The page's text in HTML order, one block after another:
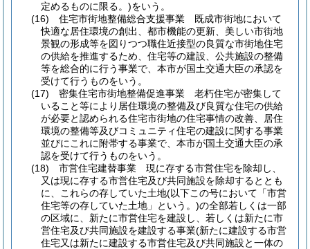
定めるものに限る。)をいう。
(16)
住宅市街地整備総合支援事業 既成市街地において
快適な居住環境の創出、都市機能の更新、美しい市街地
景観の形成等を図りつつ職住近接型の良質な市街地住宅
の供給を推進するため、住宅等の建設、公共施設の整備
等を総合的に行う事業で、本市が国土交通大臣の承認を
受けて行うものをいう。
(17)
密集住宅市街地整備促進事業 老朽住宅が密集して
いること等により居住環境の整備及び良質な住宅の供給
が必要と認められる住宅市街地の住宅事情の改善、居住
環境の整備等及びコミュニティ住宅の建設に関する事業
並びにこれに附帯する事業で、本市が国土交通大臣の承
認を受けて行うものをいう。
(18)
市営住宅建替事業 現に存する市営住宅を除却し、
又は現に存する市営住宅及び共同施設を除却するととも
に、これらの存していた土地(以下この号において「市営
住宅等の存していた土地」という。)の全部若しくは一部
の区域に、新たに市営住宅を建設し、若しくは新たに市
営住宅及び共同施設を建設する事業(新たに建設する市営
住宅又は新たに建設する市営住宅及び共同施設と一体の